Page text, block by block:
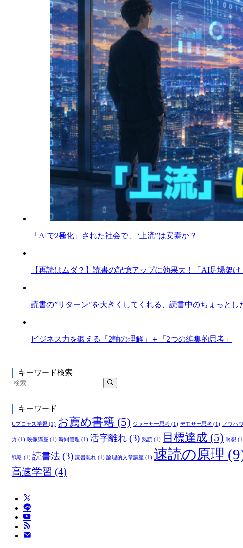
「AIで2極化」された社会で、“上流”は安泰か？
【再読はムダ？】読書の記憶アップに効果大！「AI足場架け
読書の”リターン”を大きくしてくれる、読書中のちょっとし
ビジネス力を鍛える「2軸の理解」＋「2つの編集的思考」
キーワード検索
キーワード
Uプロセス学習 (1) お薦め書籍 (5) ジャーサー思考 (1) デモサー思考 (1) ノウハ
力 (1) 映像講座 (1) 時間管理 (1) 活字離れ (3) 熟読 (1) 目標達成 (5) 瞑想
戦略 (1) 読書法 (3) 読書離れ (1) 論理的文章講座 (1) 速読の原理
高速学習 (4)